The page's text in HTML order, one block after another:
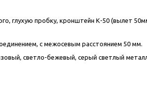
глухую пробку, кронштейн К-50 (вылет
с межосевым расстоянием 50 мм.
светло-бежевый, серый светлый